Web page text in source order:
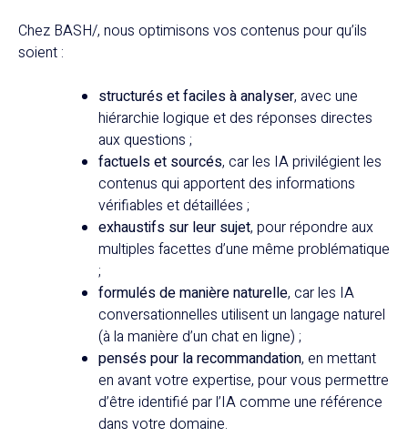
Chez BASH/, nous optimisons vos contenus pour qu’ils
soient :
structurés et faciles à analyser, avec une
hiérarchie logique et des réponses directes
aux questions ;
factuels et sourcés, car les IA privilégient les
contenus qui apportent des informations
vérifiables et détaillées ;
exhaustifs sur leur sujet, pour répondre aux
multiples facettes d’une même problématique
;
formulés de manière naturelle, car les IA
conversationnelles utilisent un langage naturel
(à la manière d’un chat en ligne) ;
pensés pour la recommandation, en mettant
en avant votre expertise, pour vous permettre
d’être identifié par l’IA comme une référence
dans votre domaine.